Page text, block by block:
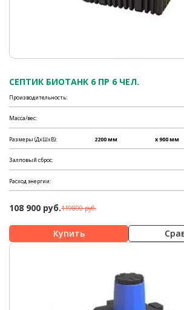
СЕПТИК БИОТАНК 6 ПР 6 ЧЕЛ.
Производительность:
Масса/вес:
Размеры (ДхШхВ): 2200 мм x 900 мм
Залповый сброс:
Расход энергии:
108 900 руб.119800 руб.